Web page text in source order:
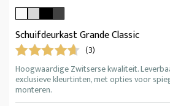
Schuifdeurkast Grande Classic
(3)
Hoogwaardige Zwitserse kwaliteit.
exclusieve kleurtinten, met opties voor
monteren.